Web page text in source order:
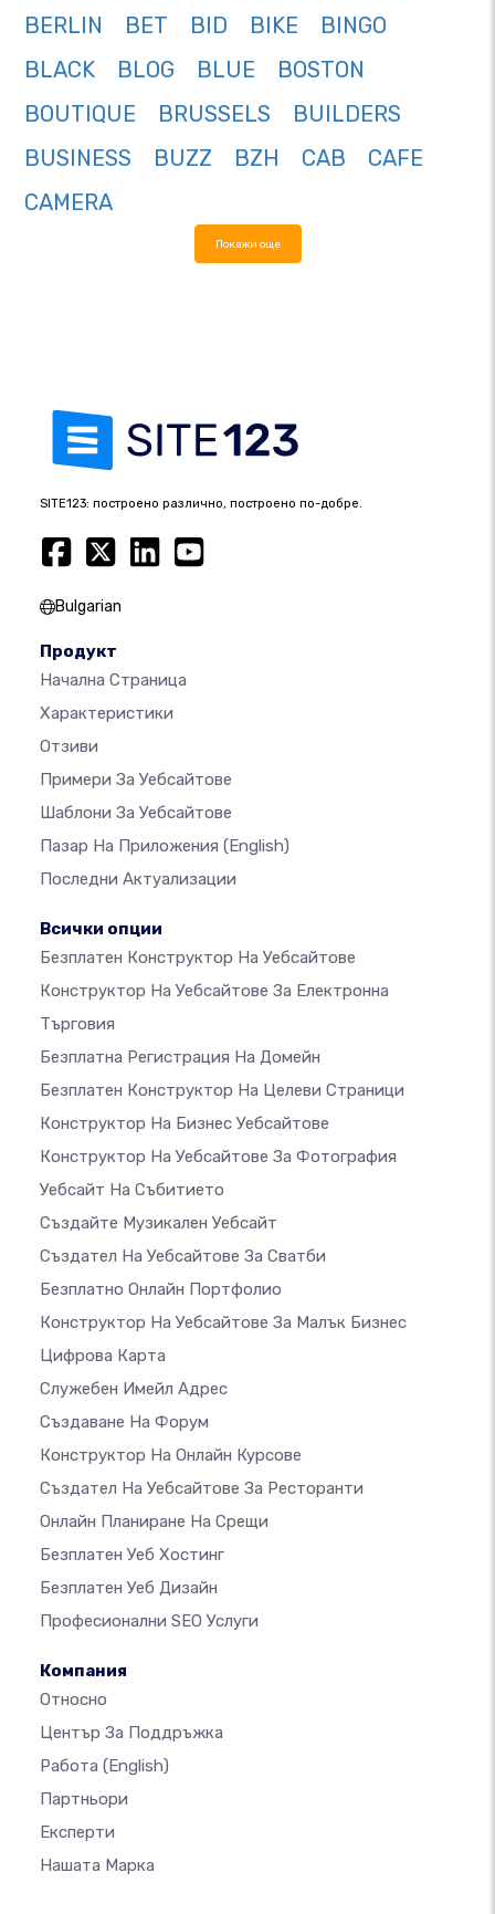
BERLIN
BET BID BIKE
BINGO
BLACK
BLOG BLUE
BOSTON
BOUTIQUE
BRUSSELS
BUILDERS
BUSINESS
BUZZ BZH CAB
CAFE
CAMERA
Покажи още
SITE123: построено различно, построено по-добре.
Bulgarian
Продукт
Начална Страница
Характеристики
Отзиви
Примери За Уебсайтове
Шаблони За Уебсайтове
Пазар На Приложения (English)
Последни Актуализации
Всички опции
Безплатен Конструктор На Уебсайтове
Конструктор На Уебсайтове За Електронна
Търговия
Безплатна Регистрация На Домейн
Безплатен Конструктор На Целеви Страници
Конструктор На Бизнес Уебсайтове
Конструктор На Уебсайтове За Фотография
Уебсайт На Събитието
Създайте Музикален Уебсайт
Създател На Уебсайтове За Сватби
Безплатно Онлайн Портфолио
Конструктор На Уебсайтове За Малък Бизнес
Цифрова Карта
Служебен Имейл Адрес
Създаване На Форум
Конструктор На Онлайн Курсове
Създател На Уебсайтове За Ресторанти
Онлайн Планиране На Срещи
Безплатен Уеб Хостинг
Безплатен Уеб Дизайн
Професионални SEO Услуги
Компания
Относно
Център За Поддръжка
Работа (English)
Партньори
Експерти
Нашата Марка